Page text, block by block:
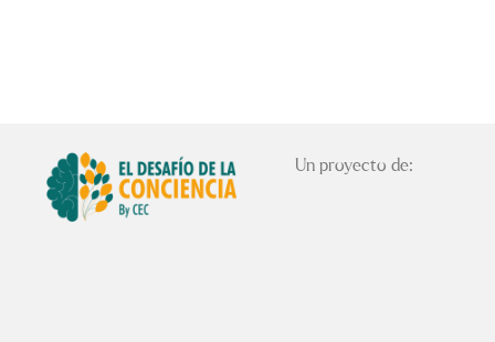
Un proyecto de: